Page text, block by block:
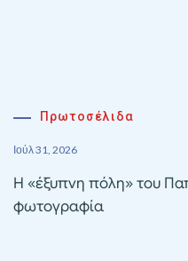
Πρωτοσέλιδα
Ιούλ 31, 2026
Η «έξυπνη πόλη» του
φωτογραφία